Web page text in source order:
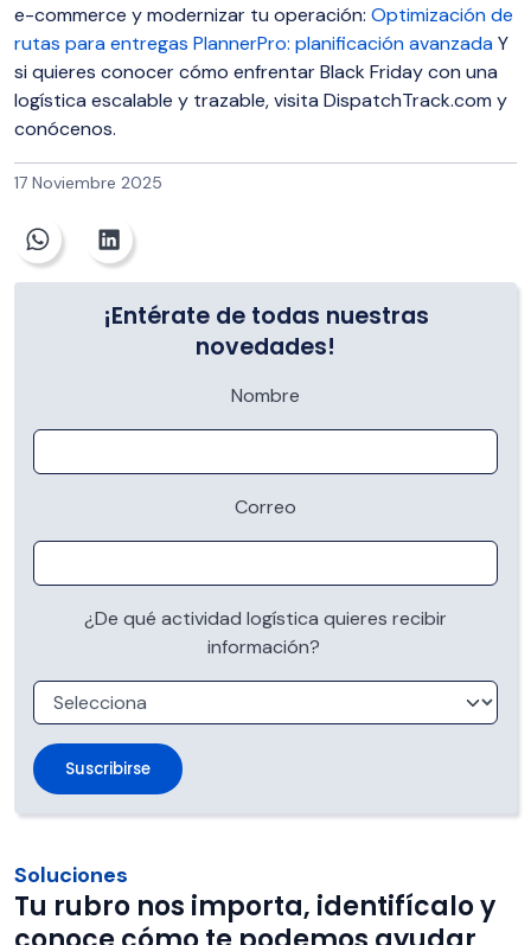
e-commerce y modernizar tu operación: Optimización de
rutas para entregas PlannerPro: planificación avanzadaY
si quieres conocer cómo enfrentar Black Friday con una
logística escalable y trazable, visita DispatchTrack.com y
conócenos.
17 Noviembre 2025
¡Entérate de todas nuestras
novedades!
Nombre
Correo
¿De qué actividad logística quieres recibir
información?
Soluciones
Tu rubro nos importa, identifícalo y